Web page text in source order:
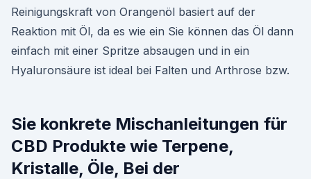
Reinigungskraft von Orangenöl basiert auf der
Reaktion mit Öl, da es wie ein Sie können das Öl dann
einfach mit einer Spritze absaugen und in ein
Hyaluronsäure ist ideal bei Falten und Arthrose bzw.
Sie konkrete Mischanleitungen für
CBD Produkte wie Terpene,
Kristalle, Öle, Bei der